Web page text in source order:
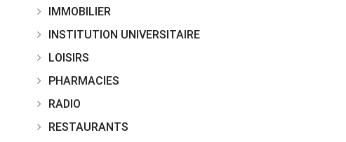
IMMOBILIER
INSTITUTION UNIVERSITAIRE
LOISIRS
PHARMACIES
RADIO
RESTAURANTS